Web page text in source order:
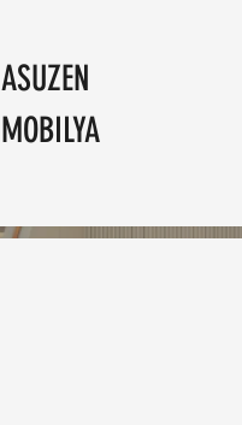
ASUZEN
MOBILYA